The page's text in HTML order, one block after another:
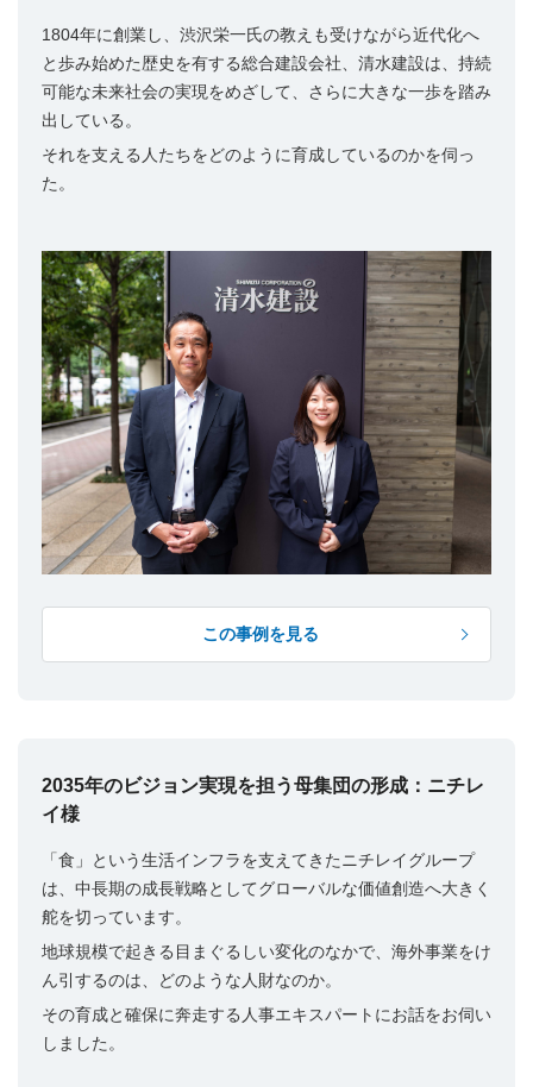
1804年に創業し、渋沢栄一氏の教えも受けながら近代化へ
と歩み始めた歴史を有する総合建設会社、清水建設は、持続
可能な未来社会の実現をめざして、さらに大きな一歩を踏み
出している。
それを支える人たちをどのように育成しているのかを伺っ
た。
この事例を見る
2035年のビジョン実現を担う母集団の形成：ニチレ
イ様
「食」という生活インフラを支えてきたニチレイグループ
は、中長期の成長戦略としてグローバルな価値創造へ大きく
舵を切っています。
地球規模で起きる目まぐるしい変化のなかで、海外事業をけ
ん引するのは、どのような人財なのか。
その育成と確保に奔走する人事エキスパートにお話をお伺い
しました。